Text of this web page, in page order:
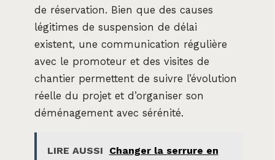
de réservation. Bien que des causes
légitimes de suspension de délai
existent, une communication régulière
avec le promoteur et des visites de
chantier permettent de suivre l’évolution
réelle du projet et d’organiser son
déménagement avec sérénité.
LIRE AUSSI
Changer la serrure en